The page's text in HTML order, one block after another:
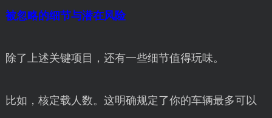
被忽略的细节与潜在风险
除了上述关键项目，还有一些细节值得玩味。
比如，核定载人数。这明确规定了你的车辆最多可以